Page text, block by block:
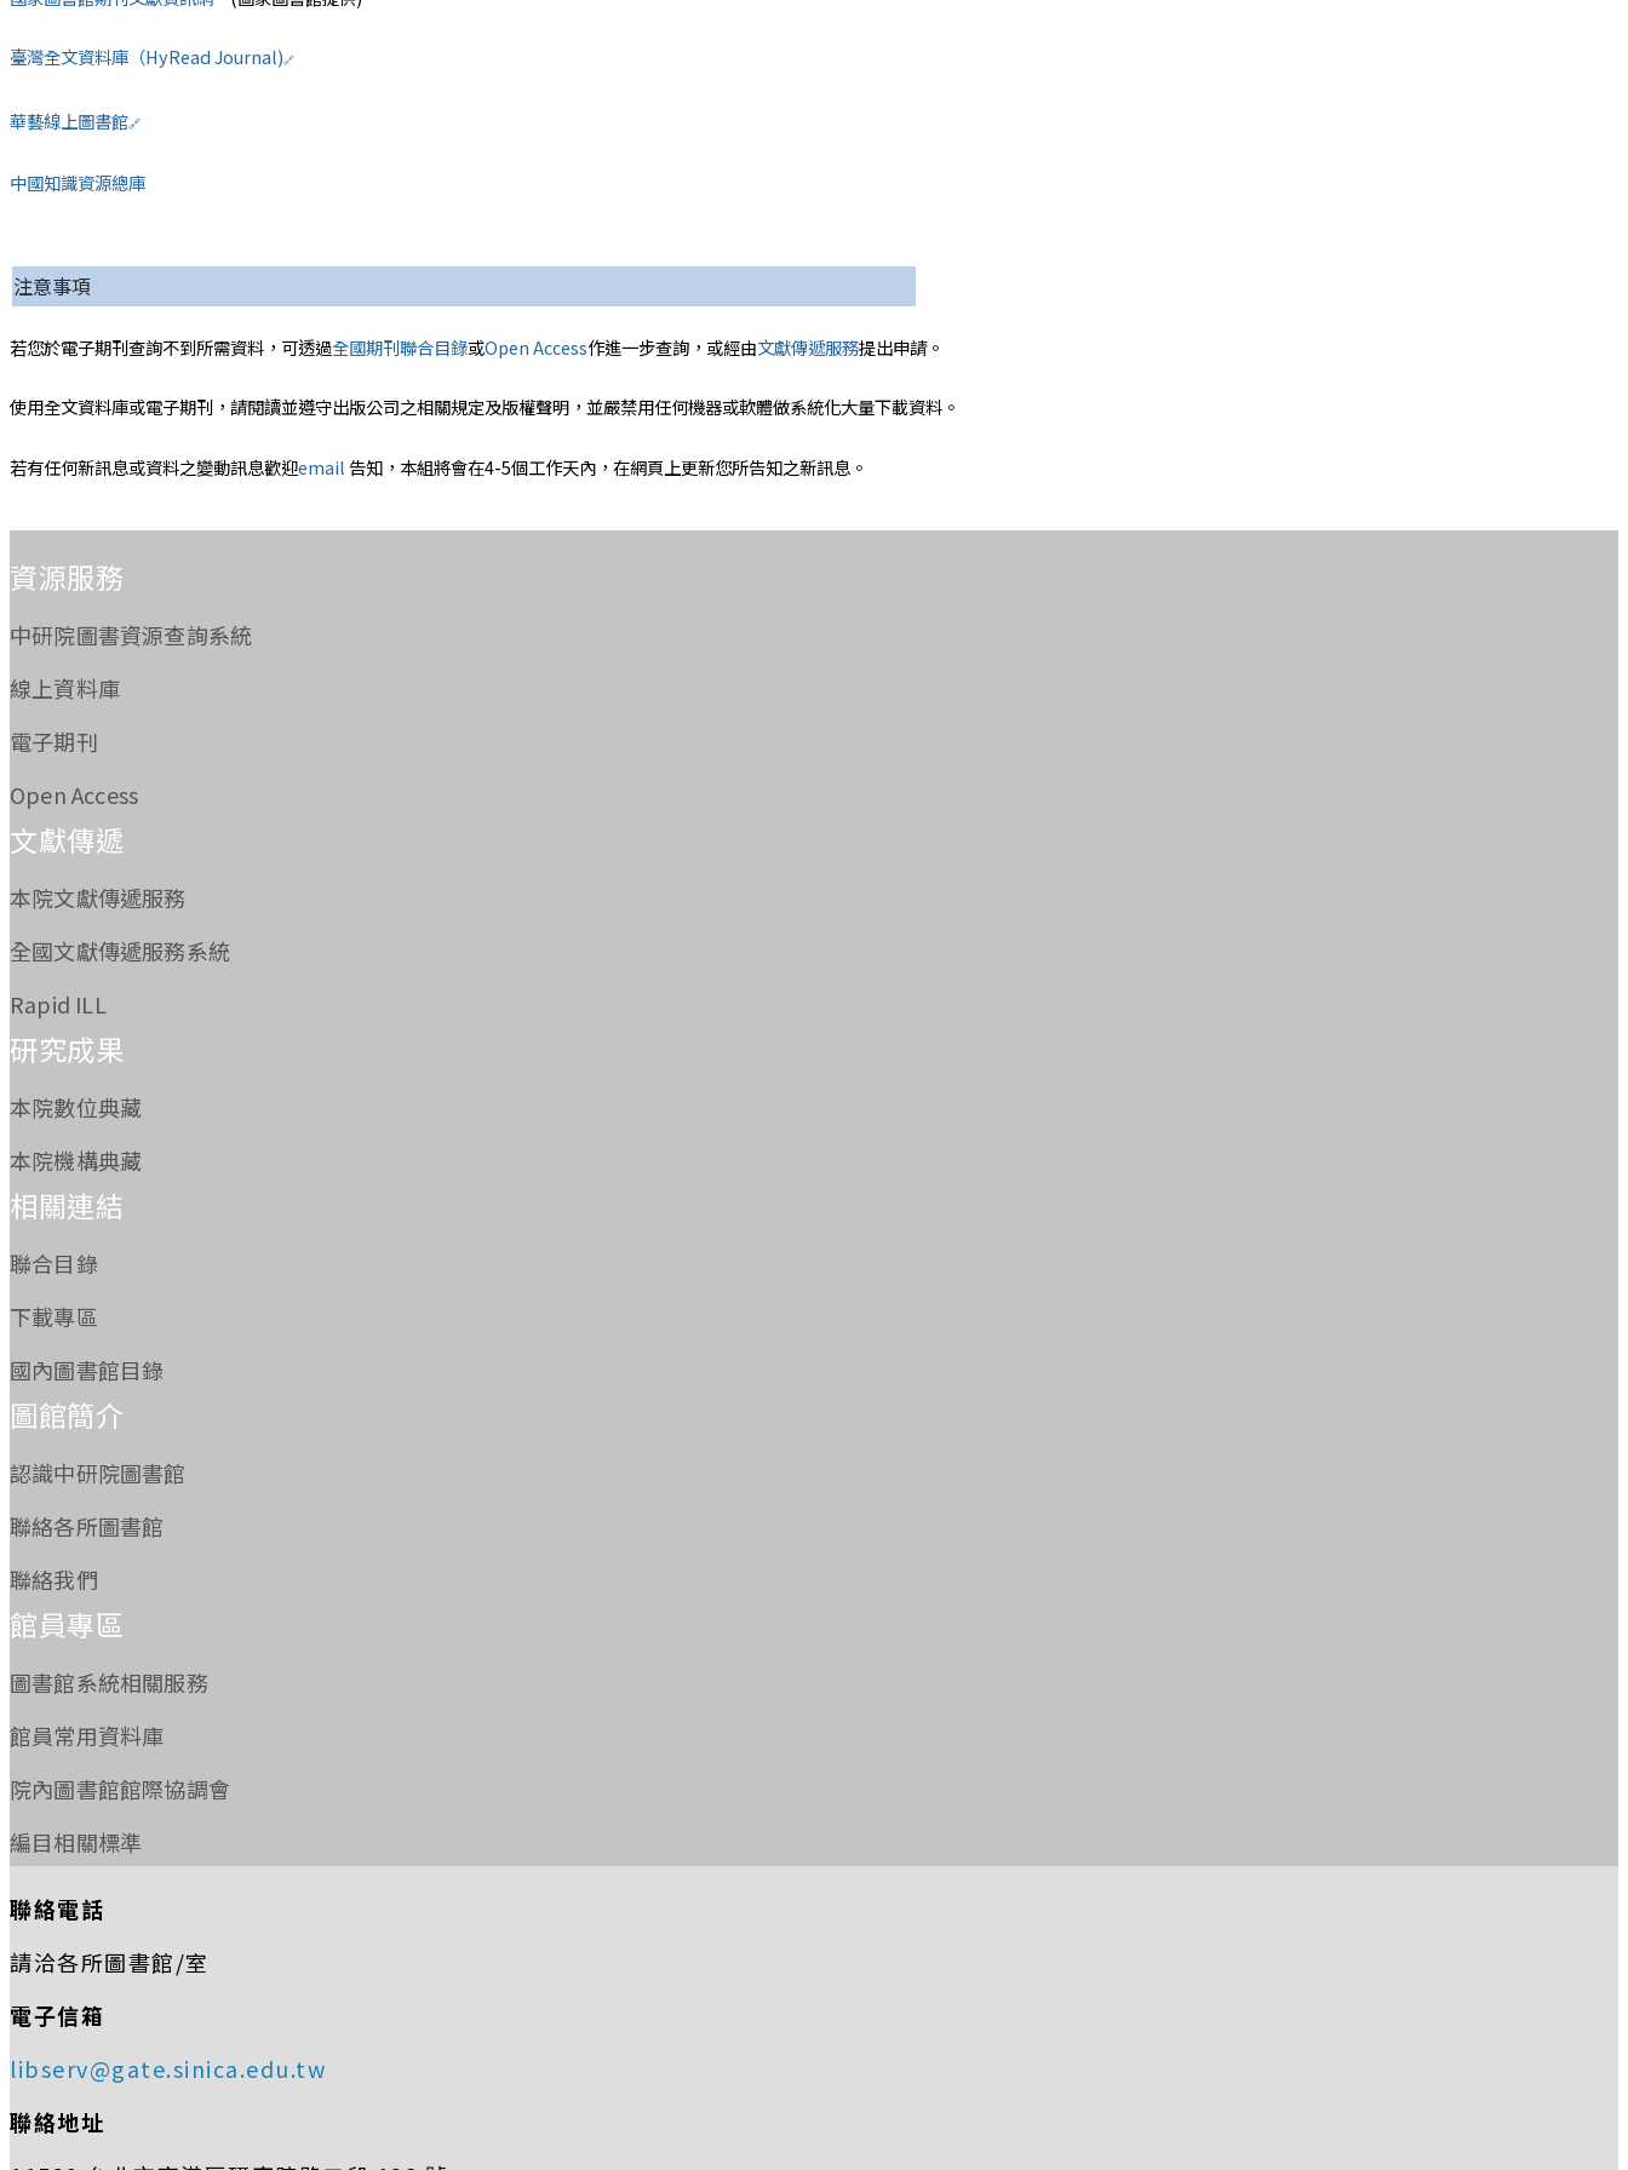
臺灣全文資料庫（HyRead Journal)🔗
華藝線上圖書館🔗
中國知識資源總庫
注意事項
若您於電子期刊查詢不到所需資料，可透過全國期刊聯合目錄或Open Access作進一步查詢，或經由文獻傳遞服務提出申請。
使用全文資料庫或電子期刊，請閱讀並遵守出版公司之相關規定及版權聲明，並嚴禁用任何機器或軟體做系統化大量下載資料。
若有任何新訊息或資料之變動訊息歡迎email告知，本組將會在4-5個工作天內，在網頁上更新您所告知之新訊息。
資源服務
中研院圖書資源查詢系統
線上資料庫
電子期刊
Open Access
文獻傳遞
本院文獻傳遞服務
全國文獻傳遞服務系統
Rapid ILL
研究成果
本院數位典藏
本院機構典藏
相關連結
聯合目錄
下載專區
國內圖書館目錄
圖館簡介
認識中研院圖書館
聯絡各所圖書館
聯絡我們
館員專區
圖書館系統相關服務
館員常用資料庫
院內圖書館館際協調會
編目相關標準
聯絡電話
請洽各所圖書館/室
電子信箱
libserv@gate.sinica.edu.tw
聯絡地址